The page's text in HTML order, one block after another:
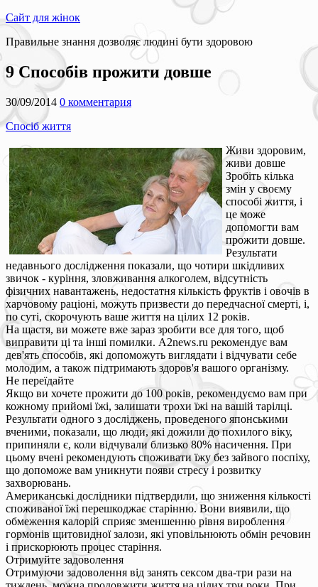
Сайт для жінок
Правильне знання дозволяє людині бути здоровою
9 Способів прожити довше
30/09/2014 0 комментария
Спосіб життя
Живи здоровим,
живи довше
Зробіть кілька
змін у своєму
способі життя, і
це може
допомогти вам
прожити довше.
Результати
недавнього дослідження показали, що чотири шкідливих
звичок - куріння, зловживання алкоголем, відсутність
фізичних навантажень, недостатня кількість фруктів і овочів в
харчовому раціоні, можуть призвести до передчасної смерті, і,
по суті, скорочують ваше життя на цілих 12 років.
На щастя, ви можете вже зараз зробити все для того, щоб
виправити ці та інші помилки. A2news.ru рекомендує вам
дев'ять способів, які допоможуть виглядати і відчувати себе
молодим, а також підтримають здоров'я вашого організму.
Не переїдайте
Якщо ви хочете прожити до 100 років, рекомендуємо вам при
кожному прийомі їжі, залишати трохи їжі на вашій тарілці.
Результати одного з досліджень, проведеного японськими
вченими, показали, що люди, які дожили до похилого віку,
припиняли є, коли відчували близько 80% насичення. При
цьому вчені рекомендують споживати їжу без зайвого поспіху,
що допоможе вам уникнути появи стресу і розвитку
захворювань.
Американські дослідники підтвердили, що зниження кількості
споживаної їжі перешкоджає старінню. Вони виявили, що
обмеження калорій сприяє зменшенню рівня вироблення
гормонів щитовидної залози, які уповільнюють обмін речовин
і прискорюють процес старіння.
Отримуйте задоволення
Отримуючи задоволення від занять сексом два-три рази на